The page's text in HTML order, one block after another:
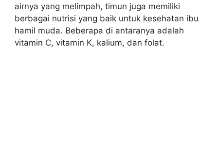
airnya yang melimpah, timun juga memiliki
berbagai nutrisi yang baik untuk kesehatan ibu
hamil muda. Beberapa di antaranya adalah
vitamin C, vitamin K, kalium, dan folat.